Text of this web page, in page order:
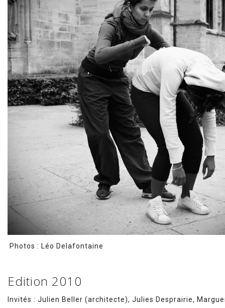
Photos : Léo Delafontaine
Edition 2010
Invités : Julien Beller (architecte), Julies Desprairie,